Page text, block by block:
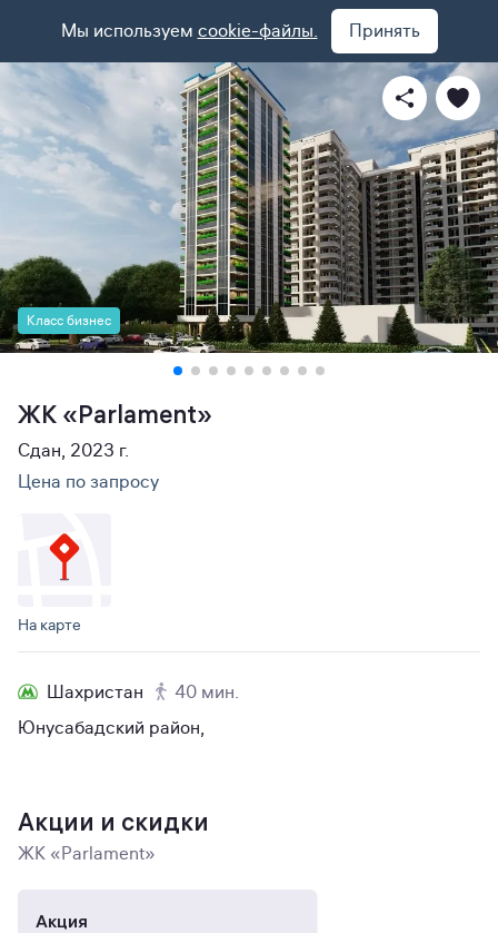
Мы используем cookie-файлы. Принять
Класс бизнес
ЖК «Parlament»
Сдан, 2023 г.
Цена по запросу
На карте
Шахристан
40 мин.
Юнусабадский район,
Акции и скидки
ЖК «Parlament»
Акция